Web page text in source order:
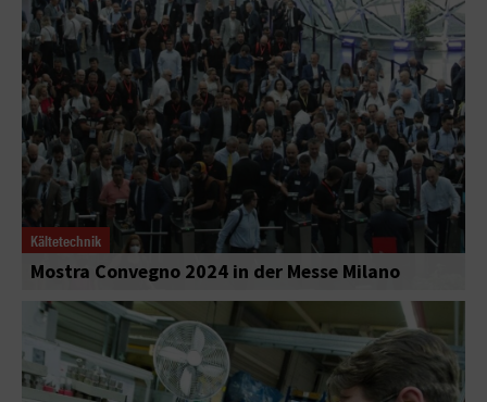
Kältetechnik
Mostra Convegno 2024 in der Messe Milano